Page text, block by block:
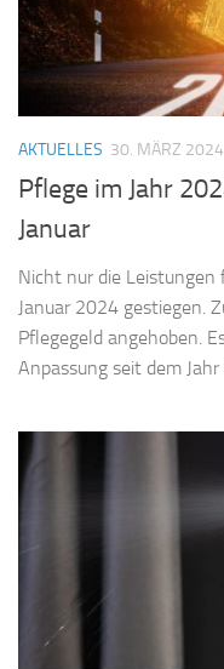
AKTUELLES 30. MÄRZ 2024
Pflege im Jahr
Januar
Nicht nur die Leistungen
Januar 2024 gestiegen.
Pflegegeld angehoben.
Anpassung seit dem Jahr